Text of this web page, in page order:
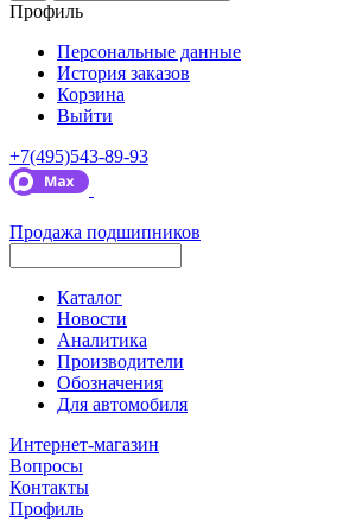
Профиль
Персональные данные
История заказов
Корзина
Выйти
+7(495)543-89-93
Продажа подшипников
Каталог
Новости
Аналитика
Производители
Обозначения
Для автомобиля
Интернет-магазин
Вопросы
Контакты
Профиль